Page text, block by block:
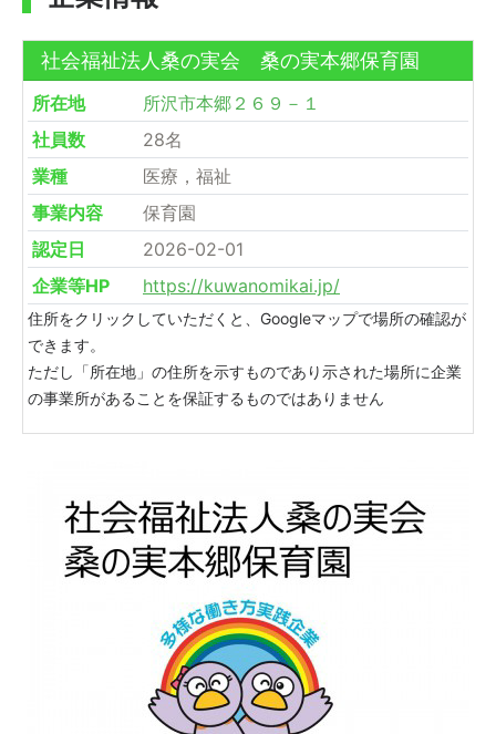
社会福祉法人桑の実会 桑の実本郷保育園
所在地
所沢市本郷２６９－１
社員数
28名
業種
医療，福祉
事業内容
保育園
認定日
2026-02-01
企業等HP
https://kuwanomikai.jp/
住所をクリックしていただくと、Googleマップで場所の確認が
できます。
ただし「所在地」の住所を示すものであり示された場所に企業
の事業所があることを保証するものではありません